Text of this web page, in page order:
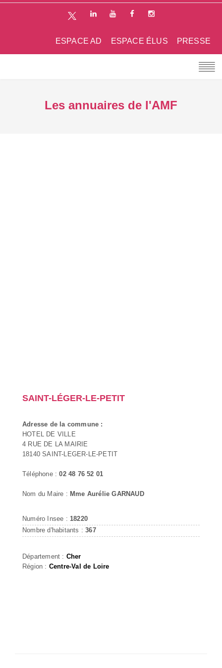
PRESSE
ESPACE ÉLUS
ESPACE AD
Les annuaires de l'AMF
SAINT-LÉGER-LE-PETIT
Adresse de la commune :
HOTEL DE VILLE
4 RUE DE LA MAIRIE
18140 SAINT-LEGER-LE-PETIT
Téléphone :02 48 76 52 01
Nom du Maire : Mme Aurélie GARNAUD
Numéro Insee : 18220
Nombre d'habitants :367
Département : Cher
Région : Centre-Val de Loire